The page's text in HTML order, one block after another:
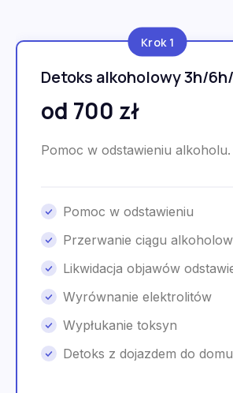
Krok 1
Detoks alkoholowy 3h/
od 700 zł
Pomoc w odstawieniu alkoholu.
Pomoc w odstawieniu
Przerwanie ciągu
Likwidacja objawów
Wyrównanie elektrolitów
Wypłukanie toksyn
Detoks z dojazdem do domu